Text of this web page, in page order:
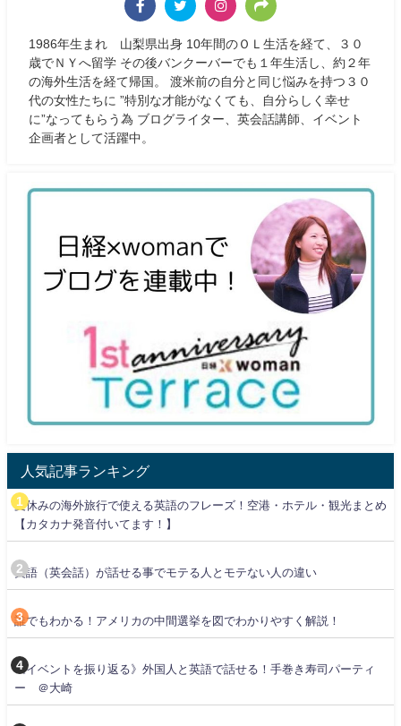
1986年生まれ 山梨県出身 10年間のＯＬ生活を経て、３０
歳でＮＹへ留学 その後バンクーバーでも１年生活し、約２年
の海外生活を経て帰国。 渡米前の自分と同じ悩みを持つ３０
代の女性たちに ”特別な才能がなくても、自分らしく幸せ
に”なってもらう為 ブログライター、英会話講師、イベント
企画者として活躍中。
人気記事ランキング
夏休みの海外旅行で使える英語のフレーズ！空港・ホテル・観光まとめ
【カタカナ発音付いてます！】
英語（英会話）が話せる事でモテる人とモテない人の違い
誰でもわかる！アメリカの中間選挙を図でわかりやすく解説！
《イベントを振り返る》外国人と英語で話せる！手巻き寿司パーティ
ー ＠大崎